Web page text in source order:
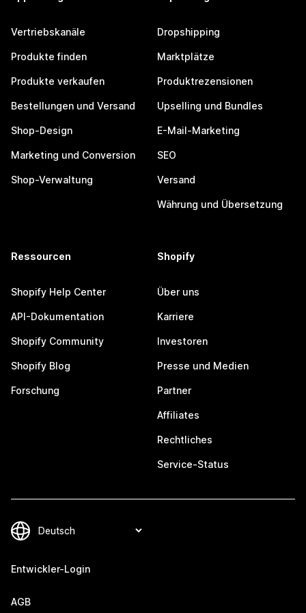
Vertriebskanäle
Produkte finden
Produkte verkaufen
Bestellungen und Versand
Shop-Design
Marketing und Conversion
Shop-Verwaltung
Dropshipping
Marktplätze
Produktrezensionen
Upselling und Bundles
E-Mail-Marketing
SEO
Versand
Währung und Übersetzung
Ressourcen
Shopify Help Center
API-Dokumentation
Shopify Community
Shopify Blog
Forschung
Shopify
Über uns
Karriere
Investoren
Presse und Medien
Partner
Affiliates
Rechtliches
Service-Status
Entwickler-Login
AGB